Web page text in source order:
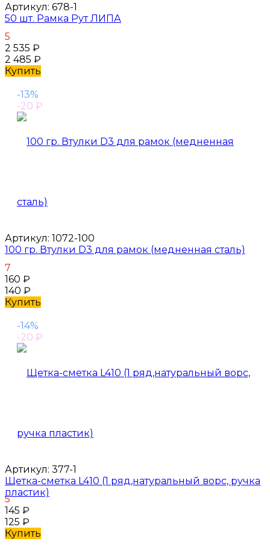
Артикул: 678-1
50 шт. Рамка Рут ЛИПА
5
2 535 ₽
2 485 ₽
Купить
-13%
-20 ₽
Артикул: 1072-100
100 гр. Втулки D3 для рамок (медненная сталь)
7
160 ₽
140 ₽
Купить
-14%
-20 ₽
Артикул: 377-1
Щетка-сметка L410 (1 ряд,натуральный ворс, ручка
пластик)
5
145 ₽
125 ₽
Купить